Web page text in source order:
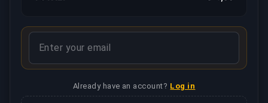
Already have an account? Log in